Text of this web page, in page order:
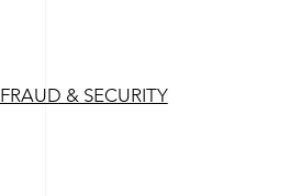
FRAUD & SECURITY